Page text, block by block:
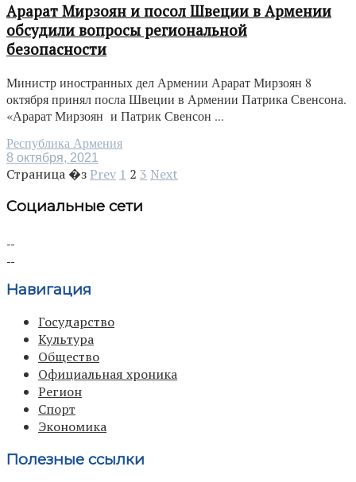
Арарат Мирзоян и посол Швеции в Армении
обсудили вопросы региональной
безопасности
Министр иностранных дел Армении Арарат Мирзоян 8
октября принял посла Швеции в Армении Патрика Свенсона.
«Арарат Мирзоян и Патрик Свенсон ...
Республика Армения
8 октября, 2021
Страница �з Prev 1 2 3 Next
Социальные сети
Навигация
Государство
Культура
Общество
Официальная хроника
Регион
Спорт
Экономика
Полезные ссылки